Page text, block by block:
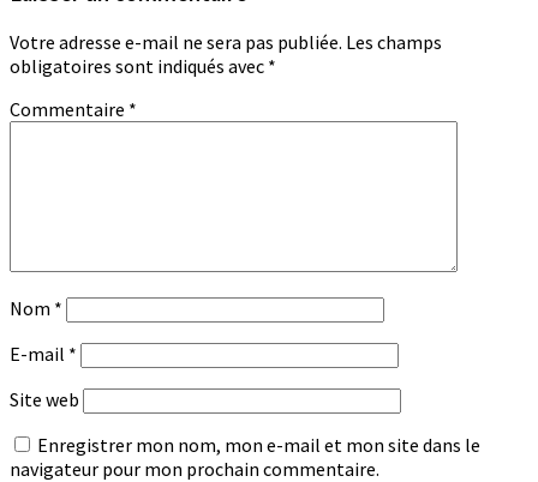
Votre adresse e-mail ne sera pas publiée. Les champs
obligatoires sont indiqués avec *
Commentaire *
Nom *
E-mail *
Site web
Enregistrer mon nom, mon e-mail et mon site dans le
navigateur pour mon prochain commentaire.